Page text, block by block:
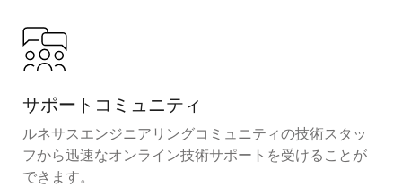
サポートコミュニティ
ルネサスエンジニアリングコミュニティの技術スタッ
フから迅速なオンライン技術サポートを受けることが
できます。